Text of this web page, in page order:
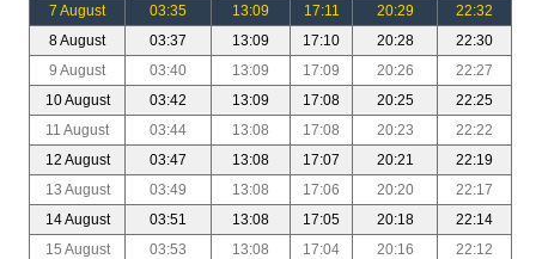
7 August
03:35 13:09 17:11 20:29
22:32
8 August
03:37 13:09 17:10 20:28
22:30
9 August
03:40 13:09 17:09 20:26
22:27
10 August
03:42 13:09 17:08 20:25
22:25
11 August
03:44 13:08 17:08 20:23
22:22
12 August
03:47 13:08 17:07 20:21
22:19
13 August
03:49 13:08 17:06 20:20
22:17
14 August
03:51 13:08 17:05 20:18
22:14
15 August
03:53 13:08 17:04 20:16
22:12